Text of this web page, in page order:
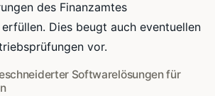
des Finanzamtes
Dies beugt auch eventuellen
vor.
Softwarelösungen für